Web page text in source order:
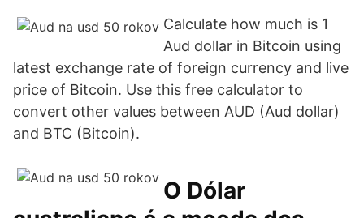
Calculate how much is 1
Aud dollar in Bitcoin using
latest exchange rate of foreign currency and live
price of Bitcoin. Use this free calculator to
convert other values between AUD (Aud dollar)
and BTC (Bitcoin).
O Dólar